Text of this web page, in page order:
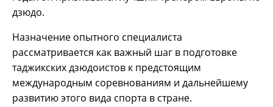
дзюдо.
Назначение опытного специалиста
рассматривается как важный шаг в подготовке
таджикских дзюдоистов к предстоящим
международным соревнованиям и дальнейшему
развитию этого вида спорта в стране.